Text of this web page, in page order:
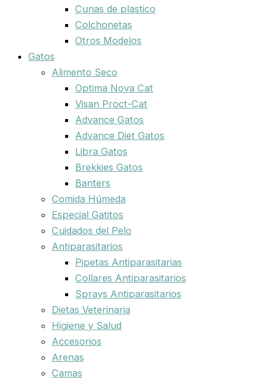
Cunas de plastico
Colchonetas
Otros Modelos
Gatos
Alimento Seco
Optima Nova Cat
Visan Proct-Cat
Advance Gatos
Advance Diet Gatos
Libra Gatos
Brekkies Gatos
Banters
Comida Húmeda
Especial Gatitos
Cuidados del Pelo
Antiparasitarios
Pipetas Antiparasitarias
Collares Antiparasitarios
Sprays Antiparasitarios
Dietas Veterinaria
Higiene y Salud
Accesorios
Arenas
Camas